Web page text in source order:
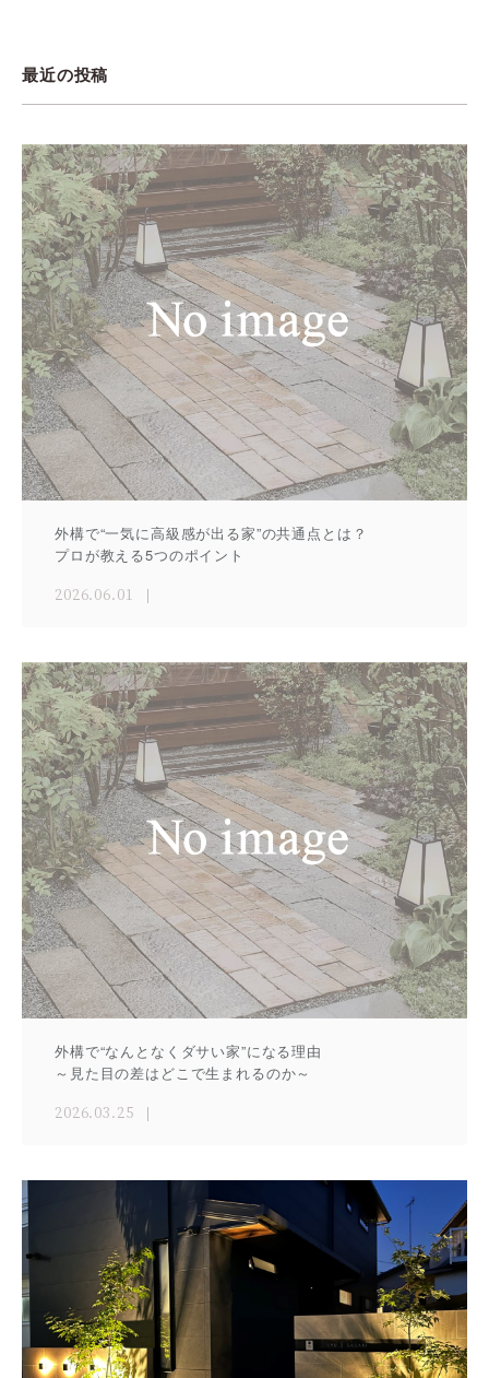
最近の投稿
外構で“一気に高級感が出る家”の共通点とは？
プロが教える5つのポイント
2026.06.01
外構で“なんとなくダサい家”になる理由
～見た目の差はどこで生まれるのか～
2026.03.25